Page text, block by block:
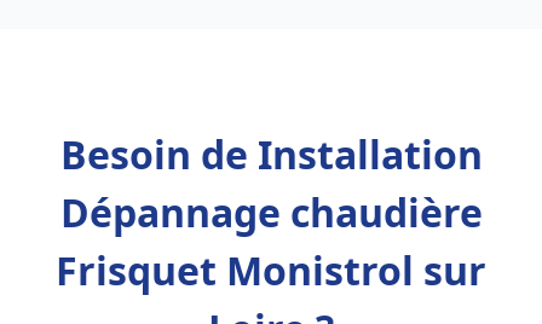
Besoin de Installation
Dépannage chaudière
Frisquet Monistrol sur